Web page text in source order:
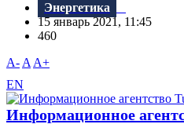
Энергетика
15 январь 2021, 11:45
460
A- A A+
EN
Информационное